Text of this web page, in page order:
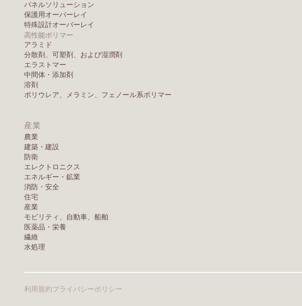
パネルソリューション
保護用オーバーレイ
特殊設計オーバーレイ
高性能ポリマー
アラミド
分散剤、可塑剤、および湿潤剤
エラストマー
中間体・添加剤
溶剤
ポリウレア、メラミン、フェノール系ポリマー
産業
農業
建築・建設
防衛
エレクトロニクス
エネルギー・鉱業
消防・安全
住宅
産業
モビリティ、自動車、船舶
医薬品・栄養
繊維
水処理
利用規約プライバシーポリシー